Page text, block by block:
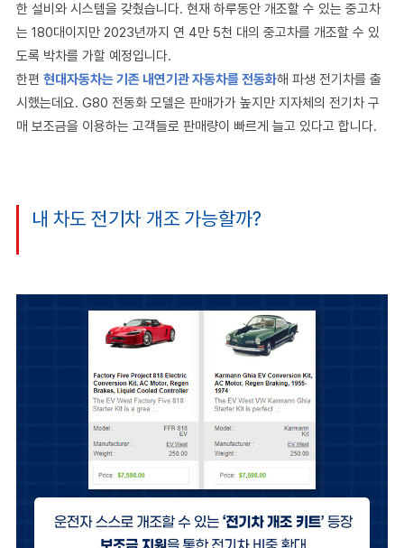
한 설비와 시스템을 갖췄습니다. 현재 하루동안 개조할 수 있는 중고차
는 180대이지만 2023년까지 연 4만 5천 대의 중고차를 개조할 수 있
도록 박차를 가할 예정입니다.
한편 현대자동차는 기존 내연기관 자동차를 전동화해 파생 전기차를 출
시했는데요. G80 전동화 모델은 판매가가 높지만 지자체의 전기차 구
매 보조금을 이용하는 고객들로 판매량이 빠르게 늘고 있다고 합니다.
내 차도 전기차 개조 가능할까?